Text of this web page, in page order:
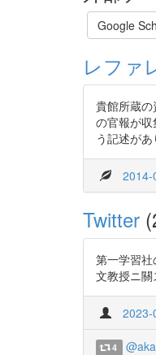
Google
レファ
貴館所蔵
の官報が
う記述が
2014-
Twitter
第一学習
文教授ニ
2023-
4